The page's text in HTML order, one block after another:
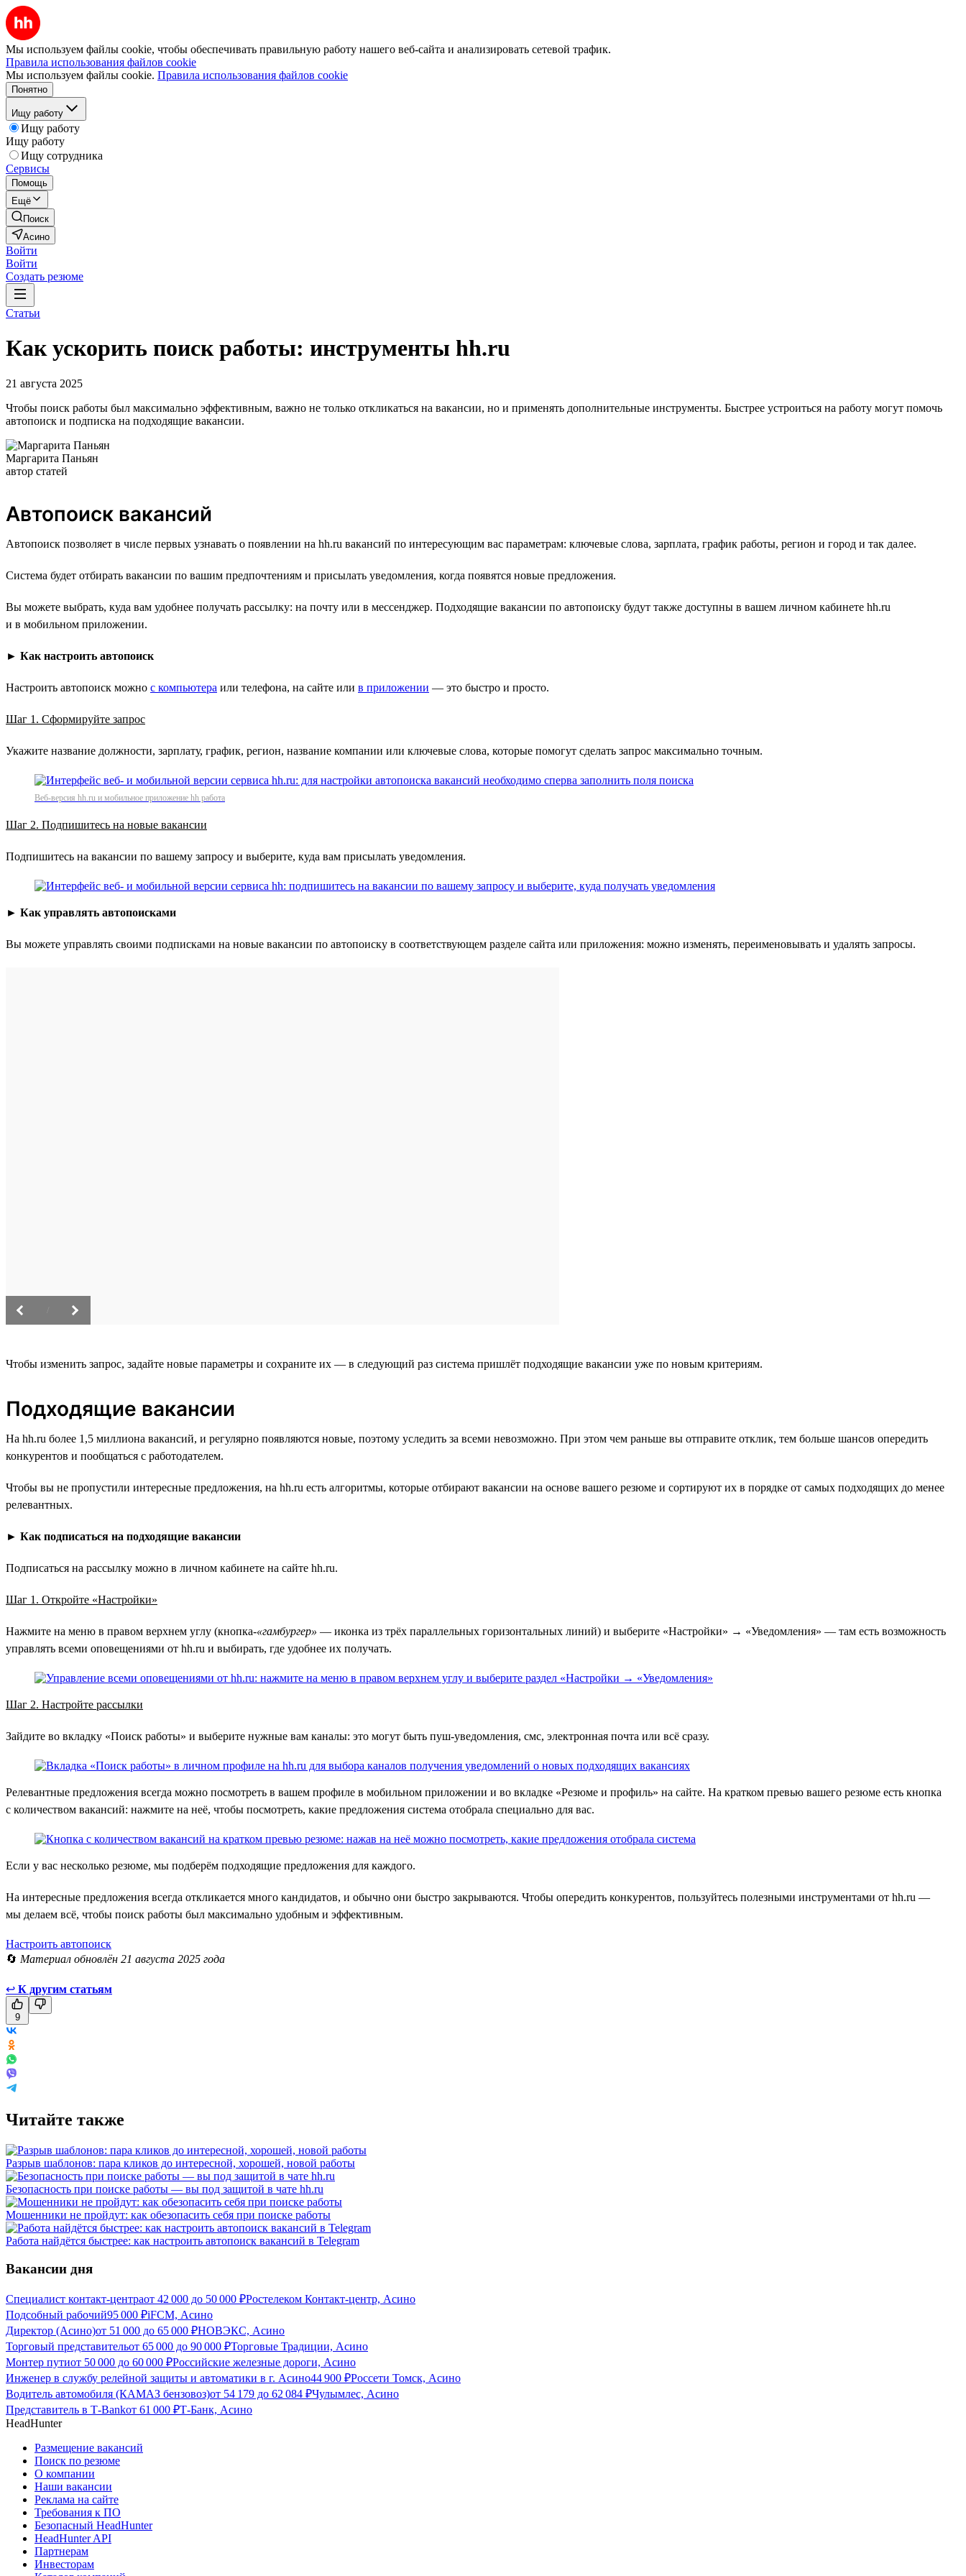
Мы используем файлы cookie, чтобы обеспечивать правильную работу нашего веб-сайта и анализировать сетевой трафик.
Правила использования файлов cookie
Мы используем файлы cookie. Правила использования файлов cookie
Понятно
Ищу работу
Ищу работу
Ищу работу
Ищу сотрудника
Сервисы
Помощь
Ещё
Поиск
Асино
Войти
Войти
Создать резюме
Статьи
Как ускорить поиск работы: инструменты hh.ru
21 августа 2025
Чтобы поиск работы был максимально эффективным, важно не только откликаться на вакансии, но и применять дополнительные инструменты. Быстрее устроиться на работу могут помочь
автопоиск и подписка на подходящие вакансии.
Маргарита Паньян
автор статей
Автопоиск вакансий
Автопоиск позволяет в числе первых узнавать о появлении на hh.ru вакансий по интересующим вас параметрам: ключевые слова, зарплата, график работы, регион и город и так далее.
Система будет отбирать вакансии по вашим предпочтениям и присылать уведомления, когда появятся новые предложения.
Вы можете выбрать, куда вам удобнее получать рассылку: на почту или в мессенджер. Подходящие вакансии по автопоиску будут также доступны в вашем личном кабинете hh.ru
и в мобильном приложении.
► Как настроить автопоиск
Настроить автопоиск можно с компьютера или телефона, на сайте или в приложении — это быстро и просто.
Шаг 1. Сформируйте запрос
Укажите название должности, зарплату, график, регион, название компании или ключевые слова, которые помогут сделать запрос максимально точным.
Веб-версия hh.ru и мобильное приложение hh работа
Шаг 2. Подпишитесь на новые вакансии
Подпишитесь на вакансии по вашему запросу и выберите, куда вам присылать уведомления.
► Как управлять автопоисками
Вы можете управлять своими подписками на новые вакансии по автопоиску в соответствующем разделе сайта или приложения: можно изменять, переименовывать и удалять запросы.
Чтобы изменить запрос, задайте новые параметры и сохраните их — в следующий раз система пришлёт подходящие вакансии уже по новым критериям.
Подходящие вакансии
На hh.ru более 1,5 миллиона вакансий, и регулярно появляются новые, поэтому уследить за всеми невозможно. При этом чем раньше вы отправите отклик, тем больше шансов опередить
конкурентов и пообщаться с работодателем.
Чтобы вы не пропустили интересные предложения, на hh.ru есть алгоритмы, которые отбирают вакансии на основе вашего резюме и сортируют их в порядке от самых подходящих до менее
релевантных.
► Как подписаться на подходящие вакансии
Подписаться на рассылку можно в личном кабинете на сайте hh.ru.
Шаг 1. Откройте «Настройки»
Нажмите на меню в правом верхнем углу (кнопка-«гамбургер» — иконка из трёх параллельных горизонтальных линий) и выберите «Настройки» → «Уведомления» — там есть возможность
управлять всеми оповещениями от hh.ru и выбирать, где удобнее их получать.
Шаг 2. Настройте рассылки
Зайдите во вкладку «Поиск работы» и выберите нужные вам каналы: это могут быть пуш-уведомления, смс, электронная почта или всё сразу.
Релевантные предложения всегда можно посмотреть в вашем профиле в мобильном приложении и во вкладке «Резюме и профиль» на сайте. На кратком превью вашего резюме есть кнопка
с количеством вакансий: нажмите на неё, чтобы посмотреть, какие предложения система отобрала специально для вас.
Если у вас несколько резюме, мы подберём подходящие предложения для каждого.
На интересные предложения всегда откликается много кандидатов, и обычно они быстро закрываются. Чтобы опередить конкурентов, пользуйтесь полезными инструментами от hh.ru —
мы делаем всё, чтобы поиск работы был максимально удобным и эффективным.
Настроить автопоиск
🔄 Материал обновлён 21 августа 2025 года
↩ К другим статьям
9
Читайте также
Разрыв шаблонов: пара кликов до интересной, хорошей, новой работы
Безопасность при поиске работы — вы под защитой в чате hh.ru
Мошенники не пройдут: как обезопасить себя при поиске работы
Работа найдётся быстрее: как настроить автопоиск вакансий в Telegram
Вакансии дня
Специалист контакт-центраот 42 000 до 50 000 ₽Ростелеком Контакт-центр, Асино
Подсобный рабочий95 000 ₽iFCM, Асино
Директор (Асино)от 51 000 до 65 000 ₽НОВЭКС, Асино
Торговый представительот 65 000 до 90 000 ₽Торговые Традиции, Асино
Монтер путиот 50 000 до 60 000 ₽Российские железные дороги, Асино
Инженер в службу релейной защиты и автоматики в г. Асино44 900 ₽Россети Томск, Асино
Водитель автомобиля (КАМАЗ бензовоз)от 54 179 до 62 084 ₽Чулымлес, Асино
Представитель в Т-Bankот 61 000 ₽Т-Банк, Асино
HeadHunter
Размещение вакансий
Поиск по резюме
О компании
Наши вакансии
Реклама на сайте
Требования к ПО
Безопасный HeadHunter
HeadHunter API
Партнерам
Инвесторам